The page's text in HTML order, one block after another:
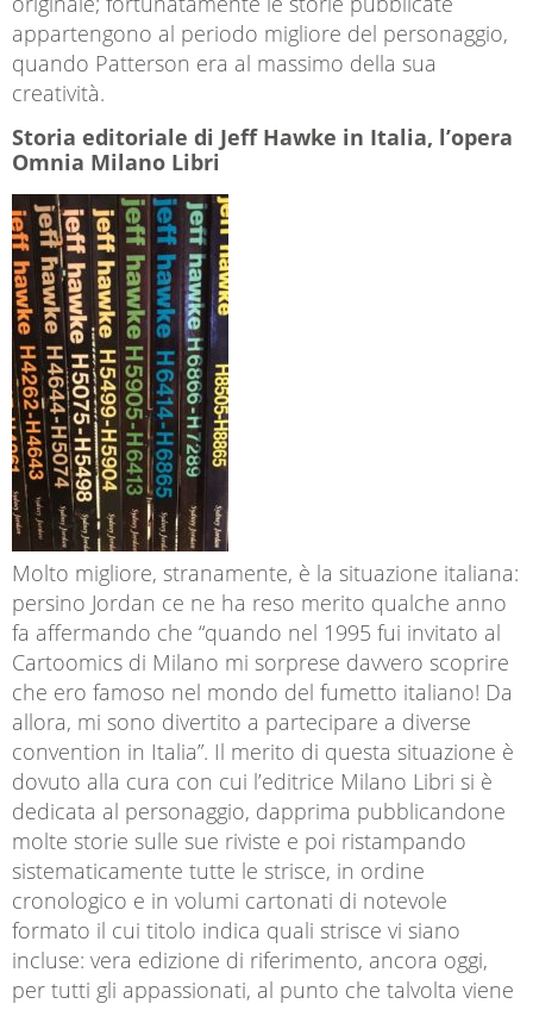
appartengono al periodo migliore del personaggio,
quando Patterson era al massimo della sua
creatività.
Storia editoriale di Jeff Hawke in Italia, l’opera
Omnia Milano Libri
Molto migliore, stranamente, è la situazione italiana:
persino Jordan ce ne ha reso merito qualche anno
fa affermando che “quando nel 1995 fui invitato al
Cartoomics di Milano mi sorprese davvero scoprire
che ero famoso nel mondo del fumetto italiano! Da
allora, mi sono divertito a partecipare a diverse
convention in Italia”. Il merito di questa situazione è
dovuto alla cura con cui l’editrice Milano Libri si è
dedicata al personaggio, dapprima pubblicandone
molte storie sulle sue riviste e poi ristampando
sistematicamente tutte le strisce, in ordine
cronologico e in volumi cartonati di notevole
formato il cui titolo indica quali strisce vi siano
incluse: vera edizione di riferimento, ancora oggi,
per tutti gli appassionati, al punto che talvolta viene